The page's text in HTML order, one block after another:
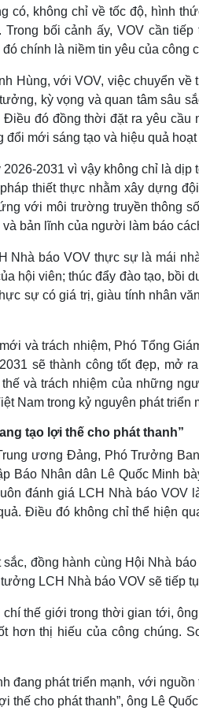
có, không chỉ về tốc độ, hình
Trong bối cảnh ấy, VOV cần
chính là niềm tin yêu của công
Hùng, với VOV, việc chuyển
kỳ vọng và quan tâm sâu
đó đồng thời đặt ra yêu
mới sáng tạo và hiệu quả
2031 vì vậy không chỉ là dịp
thiết thực nhằm xây dựng
với môi trường truyền thông
bản lĩnh của người làm báo
Nhà báo VOV thực sự là mái
hội viên; thúc đẩy đào tạo, bồi
sự có giá trị, giàu tính nhân
và trách nhiệm, Phó Tổng
sẽ thành công tốt đẹp, mở
và trách nhiệm của những
Nam trong kỷ nguyên phát triển
tạo lợi thế cho phát thanh”
ương Đảng, Phó Trưởng
Báo Nhân dân Lê Quốc Minh
đánh giá LCH Nhà báo VOV
Điều đó không chỉ thể hiện
đồng hành cùng Hội Nhà
LCH Nhà báo VOV sẽ tiếp
thế giới trong thời gian tới,
hơn thị hiếu của công chúng.
đang phát triển mạnh, với
thế cho phát thanh”, ông Lê